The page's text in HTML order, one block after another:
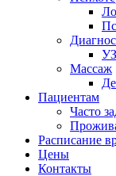
Массаж
Пациентам
Часто
Расписание
Цены
Контакты